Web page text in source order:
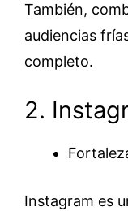
También,
audiencias
completo.
2.
Instagram es